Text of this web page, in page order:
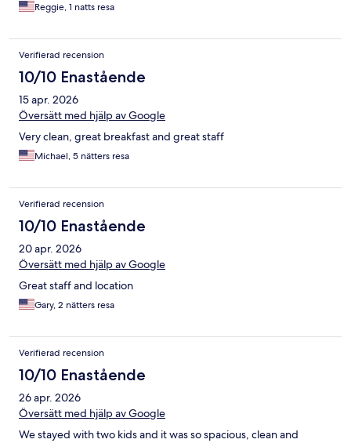
Reggie, 1 natts resa
Verifierad recension
10/10 Enastående
15 apr. 2026
Översätt med hjälp av Google
Very clean, great breakfast and great staff
Michael, 5 nätters resa
Verifierad recension
10/10 Enastående
20 apr. 2026
Översätt med hjälp av Google
Great staff and location
Gary, 2 nätters resa
Verifierad recension
10/10 Enastående
26 apr. 2026
Översätt med hjälp av Google
We stayed with two kids and it was so spacious, clean and